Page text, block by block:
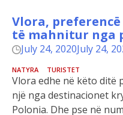
Vlora,
të mahnitur nga
July 24, 2020July 24,
NATYRA TURISTET
Vlora edhe në këto ditë
një nga destinacionet
Polonia. Dhe pse në